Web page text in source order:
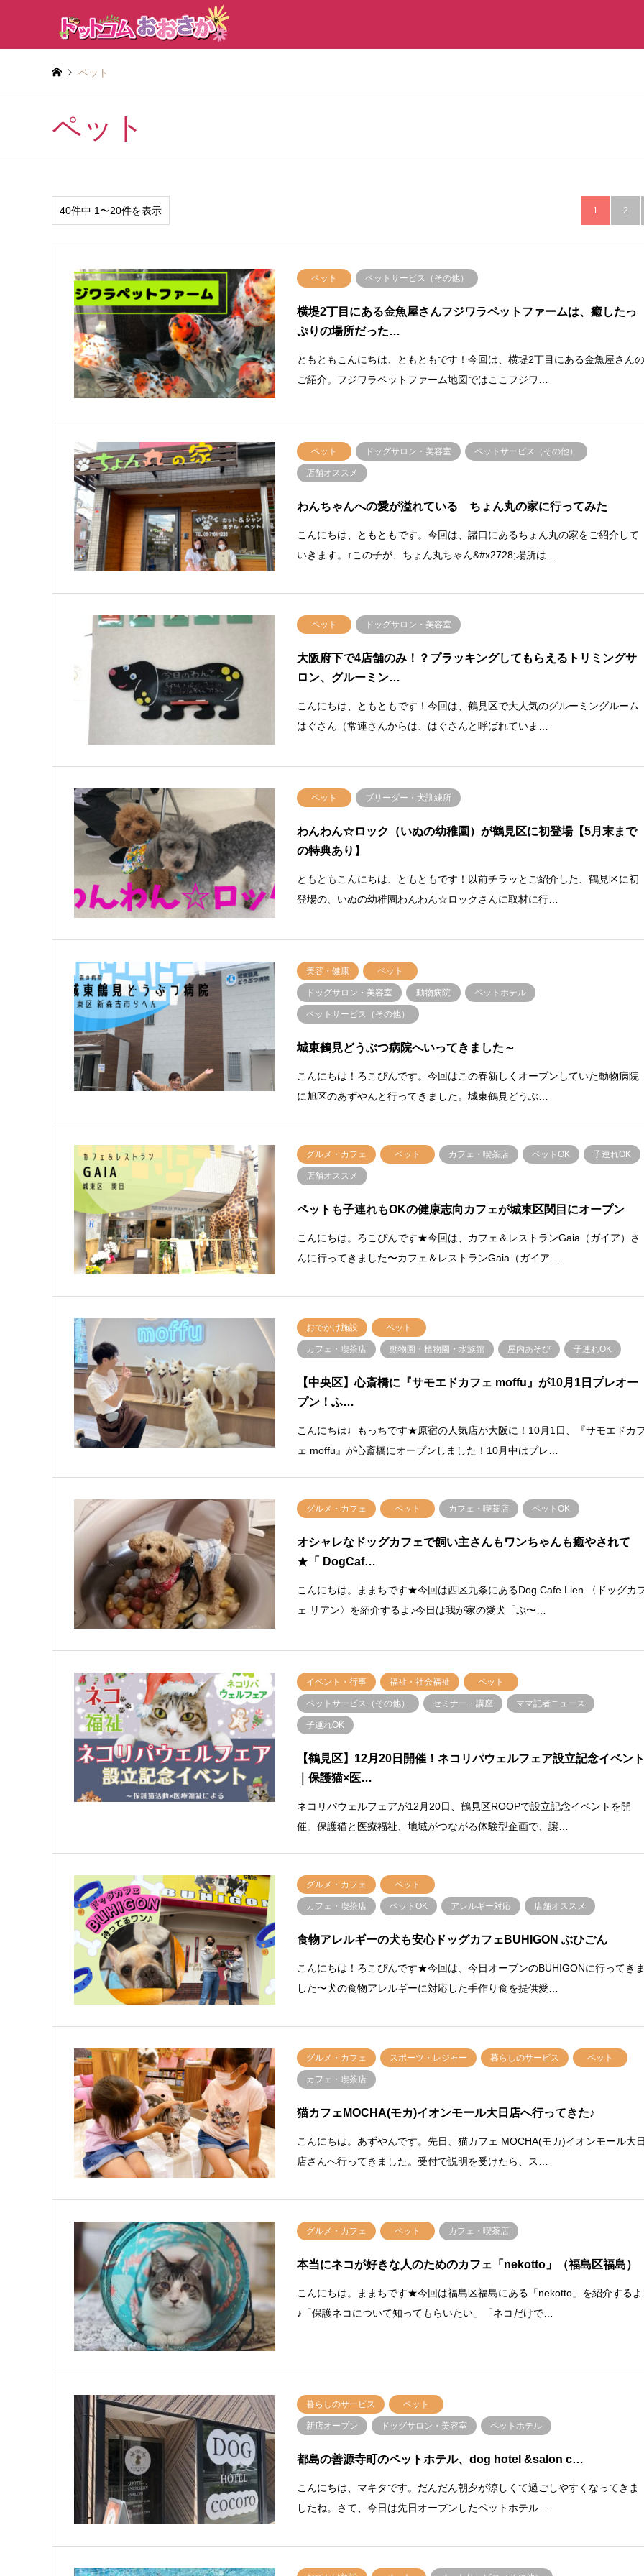
ペット
ペット
40件中 1〜20件を表示 1 2
ペット ペットサービス（その他）
横堤2丁目にある金魚屋さんフジワラペットファームは、癒したっ
ぷりの場所だった…
ともともこんにちは、ともともです！今回は、横堤2丁目にある金魚屋さん
ご紹介。フジワラペットファーム地図ではここフジワ…
ペット ドッグサロン・美容室 ペットサービス（その他）
店舗オススメ
わんちゃんへの愛が溢れている ちょん丸の家に行ってみた
こんにちは、ともともです。今回は、諸口にあるちょん丸の家をご紹介して
いきます。↑この子が、ちょん丸ちゃん&#x2728;場所は…
ペット ドッグサロン・美容室
大阪府下で4店舗のみ！？プラッキングしてもらえるトリミングサ
ロン、グルーミン…
こんにちは、ともともです！今回は、鶴見区で大人気のグルーミングルーム
はぐさん（常連さんからは、はぐさんと呼ばれていま…
ペット ブリーダー・犬訓練所
わんわん☆ロック（いぬの幼稚園）が鶴見区に初登場【5月末まで
の特典あり】
ともともこんにちは、ともともです！以前チラッとご紹介した、鶴見区に初
登場の、いぬの幼稚園わんわん☆ロックさんに取材に行…
美容・健康 ペット
ドッグサロン・美容室 動物病院 ペットホテル
ペットサービス（その他）
城東鶴見どうぶつ病院へいってきました～
こんにちは！ろこぴんです。今回はこの春新しくオープンしていた動物病院
に旭区のあずやんと行ってきました。城東鶴見どうぶ…
グルメ・カフェ ペット カフェ・喫茶店 ペットOK 子連れOK
店舗オススメ
ペットも子連れもOKの健康志向カフェが城東区関目にオープン
こんにちは。ろこぴんです★今回は、カフェ＆レストランGaia（ガイア）さ
んに行ってきました〜カフェ＆レストランGaia（ガイア…
おでかけ施設 ペット
カフェ・喫茶店 動物園・植物園・水族館 屋内あそび 子連れOK
【中央区】心斎橋に『サモエドカフェ moffu』が10月1日プレオー
プン！ふ…
こんにちは♩もっちです★原宿の人気店が大阪に！10月1日、『サモエドカ
ェ moffu』が心斎橋にオープンしました！10月中はプレ…
グルメ・カフェ ペット カフェ・喫茶店 ペットOK
オシャレなドッグカフェで飼い主さんもワンちゃんも癒やされて
★「 DogCaf…
こんにちは。ままちです★今回は西区九条にあるDog Cafe Lien 〈ドッグカ
ェ リアン〉を紹介するよ♪今日は我が家の愛犬「ぷ〜…
イベント・行事 福祉・社会福祉 ペット
ペットサービス（その他） セミナー・講座 ママ記者ニュース
子連れOK
【鶴見区】12月20日開催！ネコリパウェルフェア設立記念イベン
｜保護猫×医…
ネコリパウェルフェアが12月20日、鶴見区ROOPで設立記念イベントを開
催。保護猫と医療福祉、地域がつながる体験型企画で、譲…
グルメ・カフェ ペット
カフェ・喫茶店 ペットOK アレルギー対応 店舗オススメ
食物アレルギーの犬も安心ドッグカフェBUHIGON ぶひごん
こんにちは！ろこぴんです★今回は、今日オープンのBUHIGONに行ってき
した〜犬の食物アレルギーに対応した手作り食を提供愛…
グルメ・カフェ スポーツ・レジャー 暮らしのサービス ペット
カフェ・喫茶店
猫カフェMOCHA(モカ)イオンモール大日店へ行ってきた♪
こんにちは。あずやんです。先日、猫カフェ MOCHA(モカ)イオンモール大
店さんへ行ってきました。受付で説明を受けたら、ス…
グルメ・カフェ ペット カフェ・喫茶店
本当にネコが好きな人のためのカフェ「nekotto」（福島区福島）
こんにちは。ままちです★今回は福島区福島にある「nekotto」を紹介するよ
♪「保護ネコについて知ってもらいたい」「ネコだけで…
暮らしのサービス ペット
新店オープン ドッグサロン・美容室 ペットホテル
都島の善源寺町のペットホテル、dog hotel &salon c…
こんにちは、マキタです。だんだん朝夕が涼しくて過ごしやすくなってきま
したね。さて、今日は先日オープンしたペットホテル…